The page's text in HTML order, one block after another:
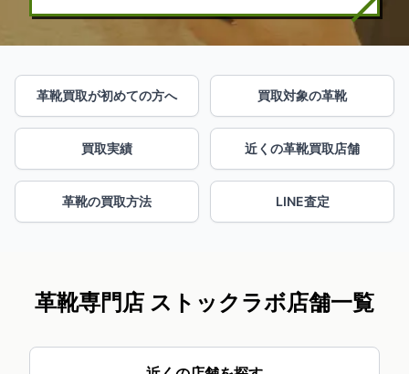
革靴買取が初めての方へ 買取対象の革靴
買取実績 近くの革靴買取店舗
革靴の買取方法 LINE査定
革靴専門店 ストックラボ店舗一覧